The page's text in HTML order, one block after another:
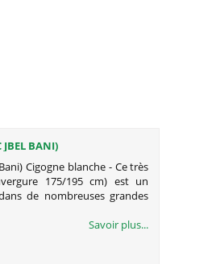
JBEL BANI)
Cigogne blanche - Ce très
175/195 cm) est un
de nombreuses grandes
Savoir plus...